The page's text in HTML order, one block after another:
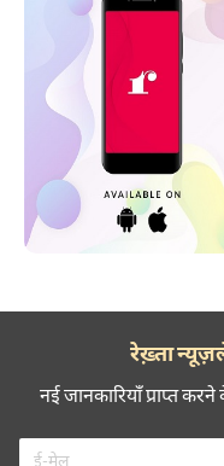
रेख़्ता
नई जानकारियाँ प्राप्त